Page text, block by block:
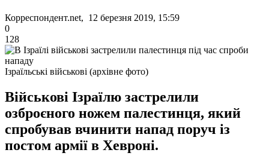
Корреспондент.net, 12 березня 2019, 15:59
0
128
Ізраїльські військові (архівне фото)
Військові Ізраїлю застрелили
озброєного ножем палестинця, який
спробував вчинити напад поруч із
постом армії в Хевроні.